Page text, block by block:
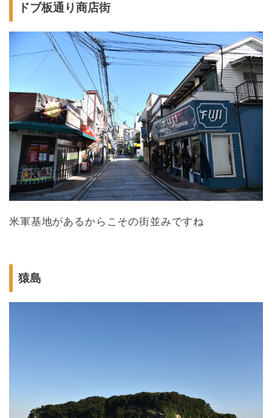
ドブ板通り商店街
米軍基地があるからこその街並みですね
猿島